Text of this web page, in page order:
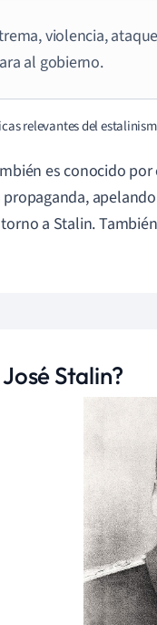
violencia,
al gobierno.
relevantes del
es conocido
a Stalin.
Stalin?